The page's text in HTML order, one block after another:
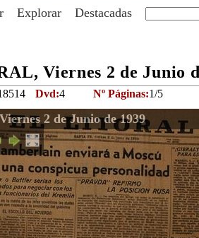
Explorar Destacadas
Viernes 2 de Junio
Dvd:4 Nº Páginas:1/5
2 de Junio de 1939